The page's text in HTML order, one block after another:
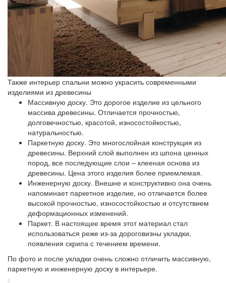
Также интерьер спальни можно украсить современными
изделиями из древесины
Массивную доску. Это дорогое изделие из цельного
массива древесины. Отличается прочностью,
долговечностью, красотой, износостойкостью,
натуральностью.
Паркетную доску. Это многослойная конструкция из
древесины. Верхний слой выполнен из шпона ценных
пород, все последующие слои – клееная основа из
древесины. Цена этого изделия более приемлемая.
Инженерную доску. Внешне и конструктивно она очень
напоминает паркетное изделие, но отличается более
высокой прочностью, износостойкостью и отсутствием
деформационных изменений.
Паркет. В настоящее время этот материал стал
использоваться реже из-за дороговизны укладки,
появления скрипа с течением времени.
По фото и после укладки очень сложно отличить массивную,
паркетную и инженерную доску в интерьере.